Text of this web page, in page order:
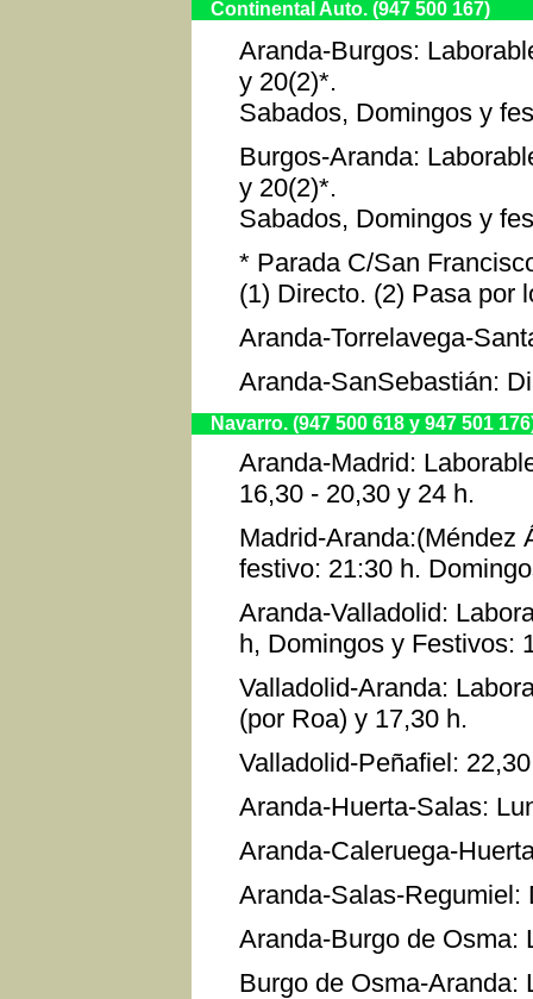
Continental Auto. (947 500 167)
Aranda-Burgos:
y 20(2)*.
Sabados, Domingos y
Burgos-Aranda:
y 20(2)*.
Sabados, Domingos y
* Parada C/San
(1) Directo. (2) Pasa por
Aranda-Torrelavega-
Aranda-SanSebastián:
Navarro. (947 500 618 y 947 501
Aranda-Madrid:
16,30 - 20,30 y 24 h.
Madrid-Aranda:(Méndez
festivo: 21:30 h.
Aranda-Valladolid:
h, Domingos y Festivos:
Valladolid-Aranda:
(por Roa) y 17,30 h.
Valladolid-Peñafiel:
Aranda-Huerta-Salas:
Aranda-Caleruega-
Aranda-Salas-Regumiel:
Aranda-Burgo de Osma:
Burgo de Osma-Aranda: